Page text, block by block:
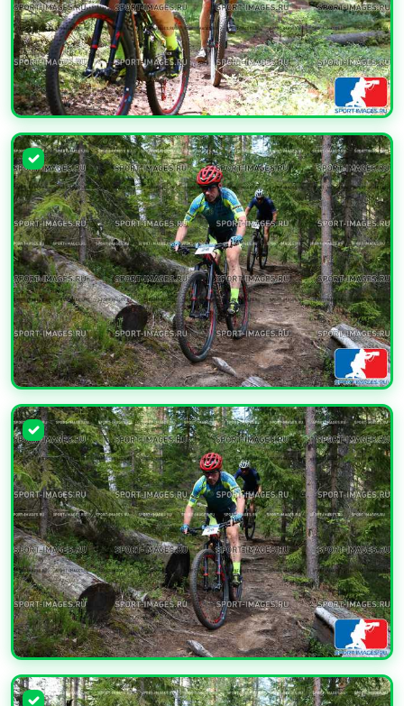
УВЕЛИЧИТЬ
УВЕЛИЧИТЬ
УВЕЛИЧИТЬ